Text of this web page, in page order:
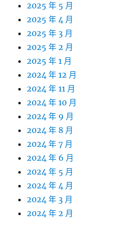
2025 年 5 月
2025 年 4 月
2025 年 3 月
2025 年 2 月
2025 年 1 月
2024 年 12 月
2024 年 11 月
2024 年 10 月
2024 年 9 月
2024 年 8 月
2024 年 7 月
2024 年 6 月
2024 年 5 月
2024 年 4 月
2024 年 3 月
2024 年 2 月